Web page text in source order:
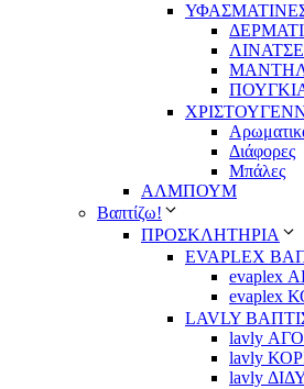
Διάφορες
Μπάλες
ΑΛΜΠΟΥΜ
Βαπτίζω!
ΠΡΟΣΚΛΗΤΗΡΙΑ
EVAPLEX
evaplex
evaplex
LAVLY
lavly
lavly
lavly